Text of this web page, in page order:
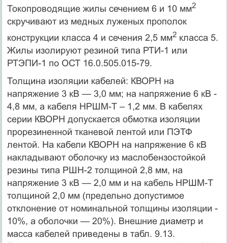
Токопроводящие жилы сечением 6 и 10 мм2
скручивают из медных луженых прополок
конструкции класса 4 и сечения 2,5 мм2класса 5.
Жилы изолируют резиной типа РТИ-1 или
РТЭПИ-1 по ОСТ 16.0.505.015-79.
Толщина изоляции кабелей: КВОРН на
напряжение 3 кВ — 3,0 мм; на напряжение 6 кВ -
4,8 мм, а кабеля НРШМ-Т – 1,2 мм. В кабелях
серии КВОРН допускается обмотка изоляции
прорезиненной тканевой лентой или ПЭТФ
лентой. На кабели КВОРН на напряжение 6 кВ
накладывают оболочку из маслобензостойкой
резины типа РШН-2 толщиной 2,8 мм, на
напряжение 3 кВ — 2,0 мм и на кабель НРШМ-Т
толщиной 2,0 мм (предельно допустимое
отклонение от номинальной толщины изоляции -
10%, а оболочки — 20%). Внешние диаметр и
масса кабелей приведены в табл. 9.13.